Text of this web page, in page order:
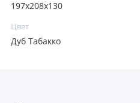
197х208х130
Цвет
Дуб Табакко